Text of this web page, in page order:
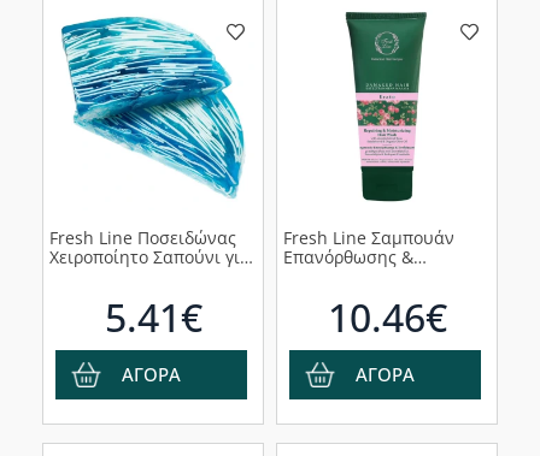
Fresh Line Ποσειδώνας
Χειροποίητο Σαπούνι για
5.41€
ΑΓΟΡΑ
Fresh Line Σαμπουάν
Επανόρθωσης &
10.46€
ΑΓΟΡΑ